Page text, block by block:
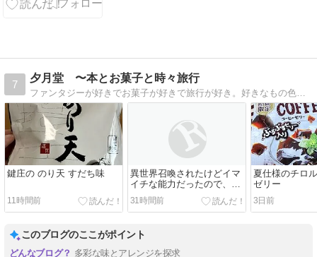
7
夕月堂 〜本とお菓子と時々旅行
ファンタジーが好きでお菓子が好きで旅行が好き。好きなもの色々、気の向くままに綴っています。
鍵庄の のり天 すだち味
11時間前
異世界召喚されたけどイマ
イチな能力だったので、な
んとなく世界情勢を報告す
る調査員になりました1
31時間前
夏仕様のチロ
ゼリー
3日前
このブログのここがポイント
多彩な味とアレンジを探求